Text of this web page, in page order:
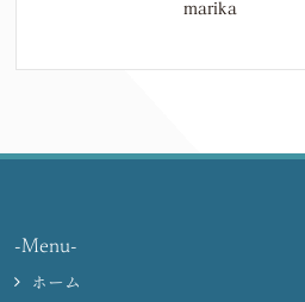
marika
-Menu-
ホーム